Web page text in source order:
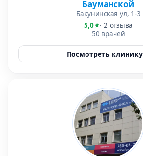
Бауманской
Бакунинская ул, 1-3
5,0
· 2 отзыва
50 врачей
Посмотреть клинику